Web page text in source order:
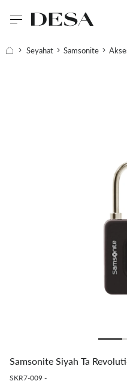
Seyahat Samsonite
Samsonite Siyah Ta
SKR7-009 -